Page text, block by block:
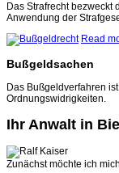
Das Strafrecht bezweckt
Anwendung der
Read
Bußgeldsachen
Das Bußgeldverfahren
Ordnungswidrigkeiten.
Ihr Anwalt in
Zunächst möchte ich